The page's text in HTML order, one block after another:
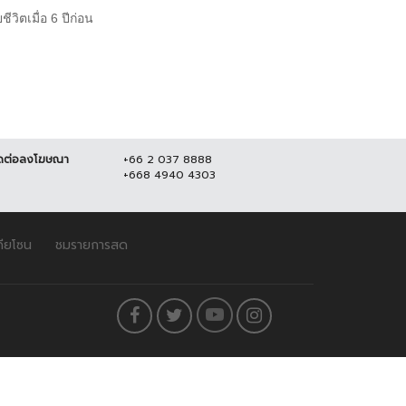
วิตเมื่อ 6 ปีก่อน
อลงโฆษณา
+66 2 037 8888
+668 4940 4303
ยโซน ชมรายการสด